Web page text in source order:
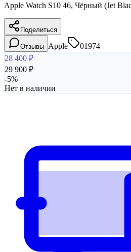
Apple Watch S10 46, Чёрный (Jet
Поделиться
Отзывы Apple
01974
28 400 ₽
29 900 ₽
-5%
Нет в наличии